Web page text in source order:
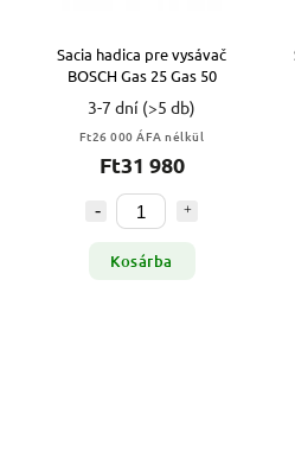
Sacia hadica pre vysávač
BOSCH Gas 25 Gas 50
3-7 dní (>5 db)
Ft26 000 ÁFA nélkül
Ft31 980
Kosárba